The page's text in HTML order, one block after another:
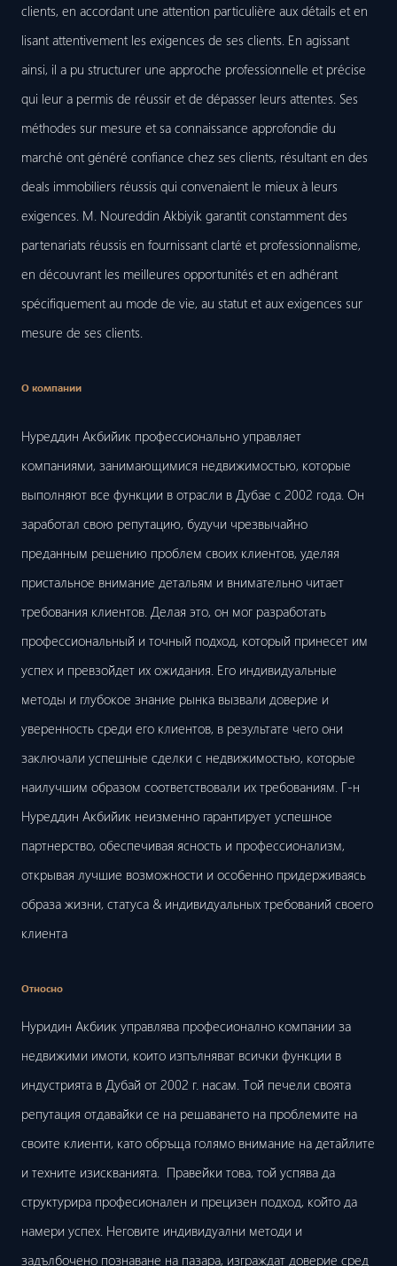
clients, en accordant une attention particulière aux détails et en
lisant attentivement les exigences de ses clients. En agissant
ainsi, il a pu structurer une approche professionnelle et précise
qui leur a permis de réussir et de dépasser leurs attentes. Ses
méthodes sur mesure et sa connaissance approfondie du
marché ont généré confiance chez ses clients, résultant en des
deals immobiliers réussis qui convenaient le mieux à leurs
exigences. M. Noureddin Akbiyik garantit constamment des
partenariats réussis en fournissant clarté et professionnalisme,
en découvrant les meilleures opportunités et en adhérant
spécifiquement au mode de vie, au statut et aux exigences sur
mesure de ses clients.
О компании
Нуреддин Акбийик профессионально управляет
компаниями, занимающимися недвижимостью, которые
выполняют все функции в отрасли в Дубае с 2002 года. Он
заработал свою репутацию, будучи чрезвычайно
преданным решению проблем своих клиентов, уделяя
пристальное внимание детальям и внимательно читает
требования клиентов. Делая это, он мог разработать
профессиональный и точный подход, который принесет им
успех и превзойдет их ожидания. Его индивидуальные
методы и глубокое знание рынка вызвали доверие и
уверенность среди его клиентов, в результате чего они
заключали успешные сделки с недвижимостью, которые
наилучшим образом соответствовали их требованиям. Г-н
Нуреддин Акбийик неизменно гарантирует успешное
партнерство, обеспечивая ясность и профессионализм,
открывая лучшие возможности и особенно придерживаясь
образа жизни, статуса & индивидуальных требований своего
клиента
Относно
Нуридин Акбиик управлява професионално компании за
недвижими имоти, които изпълняват всички функции в
индустрията в Дубай от 2002 г. насам. Той печели своята
репутация отдавайки се на решаването на проблемите на
своите клиенти, като обръща голямо внимание на детайлите
и техните изискванията. Правейки това, той успява да
структурира професионален и прецизен подход, който да
намери успех. Неговите индивидуални методи и
задълбочено познаване на пазара, изграждат доверие сред